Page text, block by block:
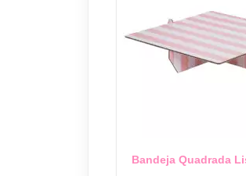
Bandeja Quadrada